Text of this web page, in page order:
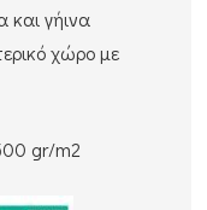
γήινα
χώρο με
gr/m2